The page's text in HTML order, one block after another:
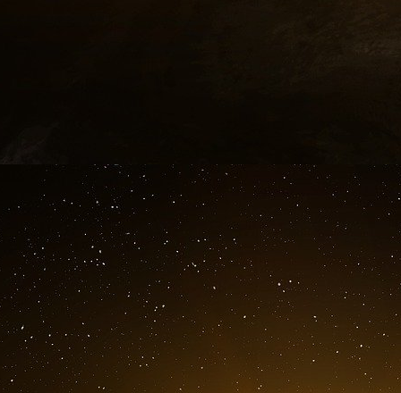
malaise. C’était un expert en maladies
en matière de bioterrorisme.
Pour finir [façon de parler], le 17 juillet, le
microbiologie, mais aussi consultant en
le gouvernement britannique, est retrouvé
mais toutes les preuves indiquent au
mois plus tard, des témoignages affirmèrent
les programmes de guerre biologique des
Il faut ajouter à cette liste le cas de Jeffrey
parking le 6 novembre 2001,[19] et aussi